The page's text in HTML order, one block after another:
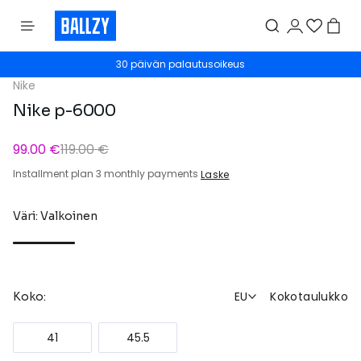
30 päivän palautusoikeus
Nike
Nike p-6000
99.00 €119.00 €
Installment plan 3 monthly payments Laske
Väri: Valkoinen
Koko: EU Kokotaulukko
41 45.5